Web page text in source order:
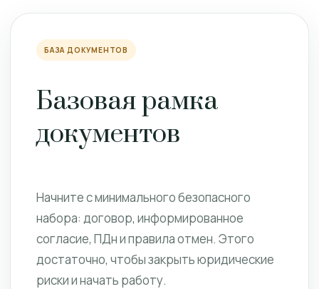
БАЗА ДОКУМЕНТОВ
Базовая рамка
документов
Начните с минимального безопасного
набора: договор, информированное
согласие, ПДн и правила отмен. Этого
достаточно, чтобы закрыть юридические
риски и начать работу.